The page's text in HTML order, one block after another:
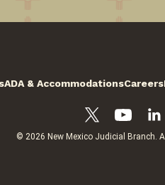
ADA & AccommodationsCareers
© 2026 New Mexico Judicial Branch.